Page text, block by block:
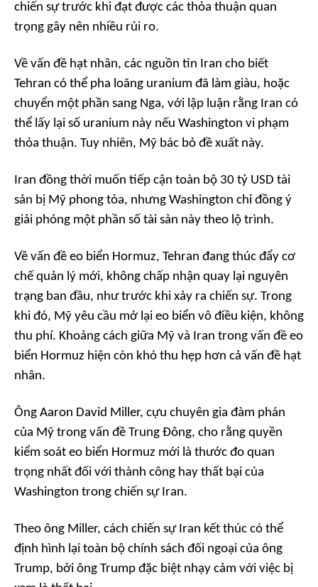
chiến sự trước khi đạt được các thỏa thuận quan
trọng gây nên nhiều rủi ro.
Về vấn đề hạt nhân, các nguồn tin Iran cho biết
Tehran có thể pha loãng uranium đã làm giàu, hoặc
chuyển một phần sang Nga, với lập luận rằng Iran có
thể lấy lại số uranium này nếu Washington vi phạm
thỏa thuận. Tuy nhiên, Mỹ bác bỏ đề xuất này.
Iran đồng thời muốn tiếp cận toàn bộ 30 tỷ USD tài
sản bị Mỹ phong tỏa, nhưng Washington chỉ đồng ý
giải phóng một phần số tài sản này theo lộ trình.
Về vấn đề eo biển Hormuz, Tehran đang thúc đẩy cơ
chế quản lý mới, không chấp nhận quay lại nguyên
trạng ban đầu, như trước khi xảy ra chiến sự. Trong
khi đó, Mỹ yêu cầu mở lại eo biển vô điều kiện, không
thu phí. Khoảng cách giữa Mỹ và Iran trong vấn đề eo
biển Hormuz hiện còn khó thu hẹp hơn cả vấn đề hạt
nhân.
Ông Aaron David Miller, cựu chuyên gia đàm phán
của Mỹ trong vấn đề Trung Đông, cho rằng quyền
kiểm soát eo biển Hormuz mới là thước đo quan
trọng nhất đối với thành công hay thất bại của
Washington trong chiến sự Iran.
Theo ông Miller, cách chiến sự Iran kết thúc có thể
định hình lại toàn bộ chính sách đối ngoại của ông
Trump, bởi ông Trump đặc biệt nhạy cảm với việc bị